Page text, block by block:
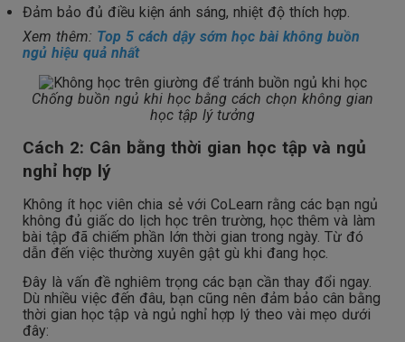
Đảm bảo đủ điều kiện ánh sáng, nhiệt độ thích hợp.
Xem thêm: Top 5 cách dậy sớm học bài không buồn
ngủ hiệu quả nhất
Chống buồn ngủ khi học bằng cách chọn không gian
học tập lý tưởng
Cách 2: Cân bằng thời gian học tập và ngủ
nghỉ hợp lý
Không ít học viên chia sẻ với CoLearn rằng các bạn ngủ
không đủ giấc do lịch học trên trường, học thêm và làm
bài tập đã chiếm phần lớn thời gian trong ngày. Từ đó
dẫn đến việc thường xuyên gật gù khi đang học.
Đây là vấn đề nghiêm trọng các bạn cần thay đổi ngay.
Dù nhiều việc đến đâu, bạn cũng nên đảm bảo cân bằng
thời gian học tập và ngủ nghỉ hợp lý theo vài mẹo dưới
đây: